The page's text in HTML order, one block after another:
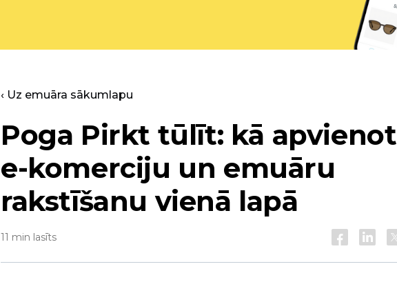
‹ Uz emuāra sākumlapu
Poga Pirkt tūlīt: kā apvienot
e-komerciju un emuāru
rakstīšanu vienā lapā
11 min lasīts